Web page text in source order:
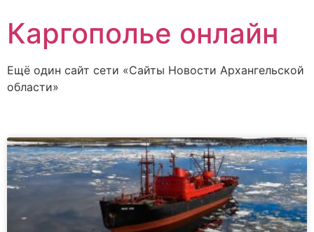
Каргополье онлайн
Ещё один сайт сети «Сайты Новости Архангельской
области»